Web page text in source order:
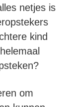
netjes is
kind
om